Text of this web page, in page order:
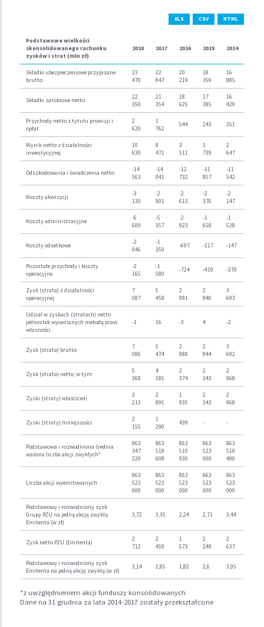
XLS CSV HTML
Podstawowe wielkości
skonsolidowanego rachunku
zysków i strat (mln zł)
2018 2017 2016 2015 2014
Składki ubezpieczeniowe przypisane
brutto
23
470
22
847
20
219
18
359
16
885
Składki zarobione netto
22
350
21
354
18
625
17
385
16
429
Przychody netto z tytułu prowizji i
opłat
2
620
1
762
544 243 351
Wynik netto z działalności
inwestycyjnej
10
630
8
471
3
511
1
739
2
647
Odszkodowania i świadczenia netto
-14
563
-14
941
-12
732
-11
857
-11
542
Koszty akwizycji
-3
130
-2
901
-2
613
-2
376
-2
147
Koszty administracyjne
-6
609
-5
357
-2
923
-1
658
-1
528
Koszty odsetkowe
-2
046
-1
350
-697 -117 -147
Pozostałe przychody i koszty
operacyjne
-2
165
-1
580
-724 -419 -370
Zysk (strata) z działalności
operacyjnej
7
087
5
458
2
991
2
940
3
693
Udział w zyskach (stratach) netto
jednostek wycenianych metodą praw
własności
-1 16 -3 4 -2
Zysk (strata) brutto
7
086
5
474
2
988
2
944
3
692
Zysk (strata) netto, w tym:
5
368
4
185
2
374
2
343
2
968
Zyski (straty) właścicieli
3
213
2
895
1
935
2
343
2
968
Zyski (straty) mniejszości
2
155
1
290
439 - -
Podstawowa i rozwodniona średnia
ważona liczba akcji zwykłych*
863
347
220
863
519
608
863
510
930
863
523
000
863
519
490
Liczba akcji wyemitowanych
863
523
000
863
523
000
863
523
000
863
523
000
863
523
000
Podstawowy i rozwodniony zysk
Grupy PZU na jedną akcję zwykłą
Emitenta (w zł)
3,72 3,35 2,24 2,71 3,44
Zysk netto PZU (Emitenta)
2
712
2
459
1
573
2
249
2
637
Podstawowy i rozwodniony zysk
Emitenta na jedną akcję zwykłą (w zł)
3,14 2,85 1,82 2,6 3,05
*z uwzględnieniem akcji funduszy konsolidowanych
Dane na 31 grudnia za lata 2014-2017 zostały przekształcone